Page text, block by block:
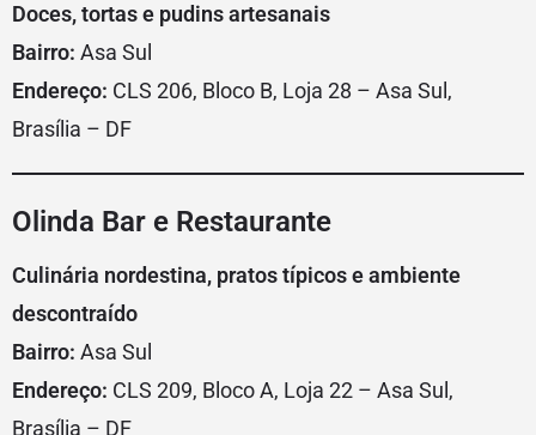
Doces, tortas e pudins artesanais
Bairro: Asa Sul
Endereço: CLS 206, Bloco B, Loja 28 – Asa Sul,
Brasília – DF
Olinda Bar e Restaurante
Culinária nordestina, pratos típicos e ambiente
descontraído
Bairro: Asa Sul
Endereço: CLS 209, Bloco A, Loja 22 – Asa Sul,
Brasília – DF